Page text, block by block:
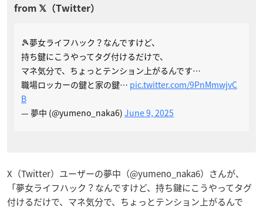
🎾夢女ライフハック？なんですけど、
持ち鍵にこうやってタグ付けるだけで、
マネ気分で、ちょっとテンション上がるんです…
職場ロッカーの鍵と家の鍵… pic.twitter.com/9PnMmwjvC
B
— 夢中 (@yumeno_naka6) June 9, 2025
X（Twitter）ユーザーの夢中（@yumeno_naka6）さんが、
「夢女ライフハック？なんですけど、持ち鍵にこうやってタグ
付けるだけで、マネ気分で、ちょっとテンション上がるんで